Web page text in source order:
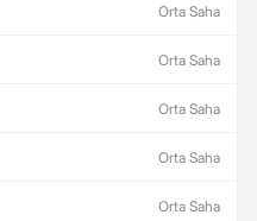
Orta Saha
Orta Saha
Orta Saha
Orta Saha
Orta Saha